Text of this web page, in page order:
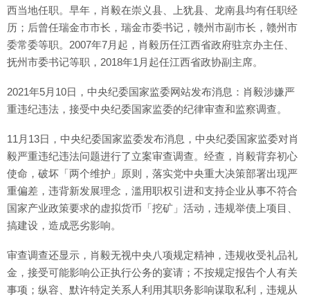
西当地任职。早年，肖毅在崇义县、上犹县、龙南县均有任职经
历；后曾任瑞金市市长，瑞金市委书记，赣州市副市长，赣州市
委常委等职。2007年7月起，肖毅历任江西省政府驻京办主任、
抚州市委书记等职，2018年1月起任江西省政协副主席。
2021年5月10日，中央纪委国家监委网站发布消息：肖毅涉嫌严
重违纪违法，接受中央纪委国家监委的纪律审查和监察调查。
11月13日，中央纪委国家监委发布消息，中央纪委国家监委对肖
毅严重违纪违法问题进行了立案审查调查。经查，肖毅背弃初心
使命，破坏「两个维护」原则，落实党中央重大决策部署出现严
重偏差，违背新发展理念，滥用职权引进和支持企业从事不符合
国家产业政策要求的虚拟货币「挖矿」活动，违规举债上项目、
搞建设，造成恶劣影响。
审查调查还显示，肖毅无视中央八项规定精神，违规收受礼品礼
金，接受可能影响公正执行公务的宴请；不按规定报告个人有关
事项；纵容、默许特定关系人利用其职务影响谋取私利，违规从